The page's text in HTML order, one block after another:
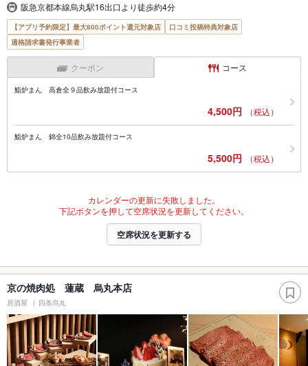
阪急京都本線烏丸駅16出口より徒歩約4分
【アプリ予約限定】最大800ポイント還元対象店
口コミ投稿特典対象店
適格請求書発行事業者
クーポン コース
鮨炉まん 高倉全９品飲み放題付コース
4,500円 （税込）
鮨炉まん 錦全10品飲み放題付コース
5,500円 （税込）
カレンダーの更新に失敗しました。
下記ボタンを押して空席状況を更新してください。
空席状況を更新する
京の焼肉処 蓮蔵 烏丸本店
居酒屋 四条烏丸